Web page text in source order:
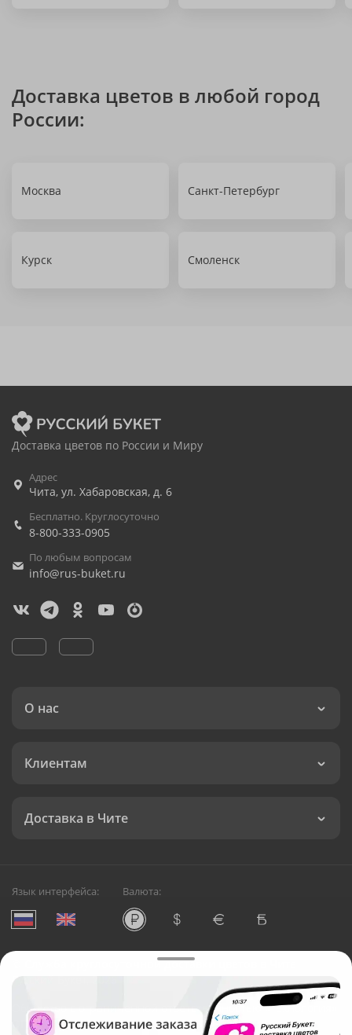
Доставка цветов в любой город
России:
Москва Санкт-Петербург
Курск Смоленск
Доставка цветов по России и Миру
Адрес
Чита, ул. Хабаровская, д. 6
Бесплатно. Круглосуточно
8-800-333-0905
По любым вопросам
info@rus-buket.ru
О нас
Клиентам
Доставка в Чите
Язык интерфейса: Валюта:
Служба круглосуточной доставки цветов в Чите
Русский Букет, 2026
Общество с ограниченной ответственностью «Технология»
ОГРН: 1195476081745, ИНН: 5410081997